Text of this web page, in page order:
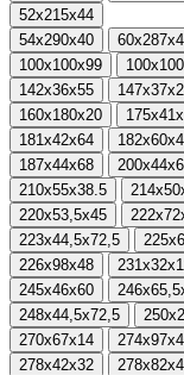
52x215x44
54x290x40
100x100x99
142x36x55
160x180x20
181x42x64
187x44x68
210x55x38.5
220x53,5x45
223x44,5x72,5
226x98x48
245x46x60
248x44,5x72,5
270x67x14
278x42x32